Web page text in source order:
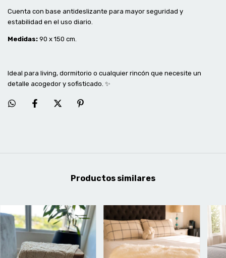
Cuenta con base antideslizante para mayor seguridad y
estabilidad en el uso diario.
Medidas: 90 x 150 cm.
Ideal para living, dormitorio o cualquier rincón que necesite un
detalle acogedor y sofisticado. ✨
Productos similares